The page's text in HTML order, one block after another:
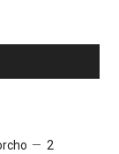
2